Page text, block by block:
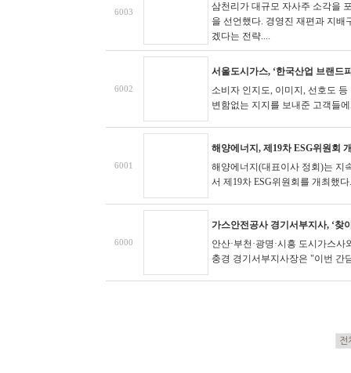
6003
삼천리가 대규모 자사주 소각을
을 선언했다. 경영진 재편과 지배
겠다는 전략....
6002
서울도시가스, ‘한국산업 브랜드
소비자 인지도, 이미지, 선호도
변함없는 지지를 보내준 고객들
6001
해양에너지, 제19차 ESG위원회
해양에너지(대표이사 정회)는 지
서 제19차 ESG위원회를 개최했
6000
가스안전공사 경기서부지사, ‘찾
안산·부천·광명·시흥 도시가스
충경 경기서부지사장은 "이번 간